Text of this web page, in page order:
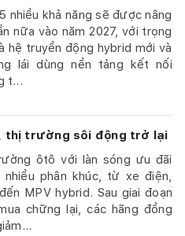
nhiều khả năng sẽ được nâng
nữa vào năm 2027, với trọng
hệ truyền động hybrid mới và
lái dùng nền tảng kết nối
t...
thị trường sôi động trở lại
ôtô với làn sóng ưu đãi
nhiều phân khúc, từ xe điện,
MPV hybrid. Sau giai đoạn
chững lại, các hãng đồng